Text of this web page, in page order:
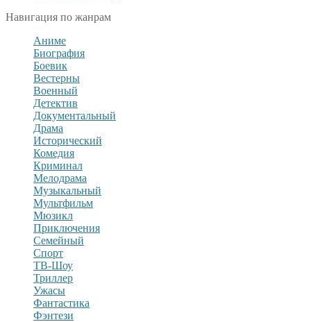
Навигация по жанрам
Аниме
Биография
Боевик
Вестерны
Военный
Детектив
Документальный
Драма
Исторический
Комедия
Криминал
Мелодрама
Музыкальный
Мультфильм
Мюзикл
Приключения
Семейный
Спорт
ТВ-Шоу
Триллер
Ужасы
Фантастика
Фэнтези